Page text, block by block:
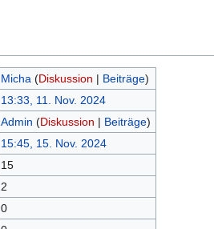
Micha (Diskussion | Beiträge)
13:33, 11. Nov. 2024
Admin (Diskussion | Beiträge)
15:45, 15. Nov. 2024
15
2
0